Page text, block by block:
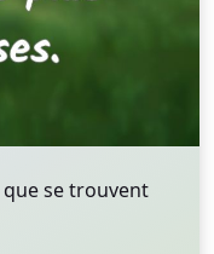
que se trouvent